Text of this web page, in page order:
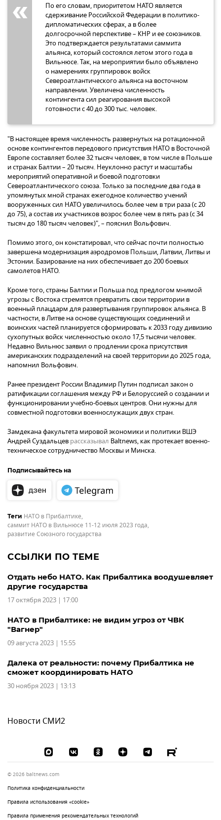
По его словам, приоритетом НАТО является
сдерживание Российской Федерации в политико-
дипломатических сферах, а в более
долгосрочной перспективе – КНР и ее союзников.
Это подтверждается результатами саммита
альянса, который состоялся летом этого года в
Вильнюсе. Так, на мероприятии было объявлено
о намерениях группировок войск
Североатлантического альянса на восточном
направлении. Увеличена численность
контингента сил реагирования высокой
готовности с 40 до 300 тыс. человек.
"В настоящее время численность развернутых на ротационной
основе контингентов передового присутствия НАТО в Восточной
Европе составляет более 32 тысяч человек, в том числе в Польше
и странах Балтии – 20 тысяч. Неуклонно растут и масштабы
мероприятий оперативной и боевой подготовки
Североатлантического союза. Только за последние два года в
упомянутых мной странах ежегодное количество учений
вооруженных сил НАТО увеличилось более чем в три раза (с 20
до 75), а состав их участников возрос более чем в пять раз (с 34
тысяч до 180 тысяч человек)", – пояснил Вольфович.
Помимо этого, он констатировал, что сейчас почти полностью
завершена модернизация аэродромов Польши, Латвии, Литвы и
Эстонии. Базирование на них обеспечивает до 200 боевых
самолетов НАТО.
Кроме того, страны Балтии и Польша под предлогом мнимой
угрозы с Востока стремятся превратить свои территории в
военный плацдарм для развертывания группировок альянса. В
частности, в Литве на основе существующих соединений и
воинских частей планируется сформировать к 2033 году дивизию
сухопутных войск численностью около 17,5 тысячи человек.
Недавно Вильнюс заявил о продлении срока присутствия
американских подразделений на своей территории до 2025 года,
напомнил Вольфович.
Ранее президент России Владимир Путин подписал закон о
ратификации соглашения между РФ и Белоруссией о создании и
функционировании учебно-боевых центров. Они нужны для
совместной подготовки военнослужащих двух стран.
Замдекана факультета мировой экономики и политики ВШЭ
Андрей Суздальцев рассказывал Baltnews, как протекает военно-
техническое сотрудничество Москвы и Минска.
Подписывайтесь на
Теги НАТО в Прибалтике,
саммит НАТО в Вильнюсе 11-12 июля 2023 года,
развитие Союзного государства
ССЫЛКИ ПО ТЕМЕ
Отдать небо НАТО. Как Прибалтика воодушевляет
другие государства
17 октября 2023 | 17:00
НАТО в Прибалтике: не видим угроз от ЧВК
"Вагнер"
09 августа 2023 | 15:55
Далека от реальности: почему Прибалтика не
сможет координировать НАТО
30 ноября 2023 | 13:13
Новости СМИ2
© 2026 baltnews.com
Политика конфиденциальности
Правила использования «cookie»
Правила применения рекомендательных технологий